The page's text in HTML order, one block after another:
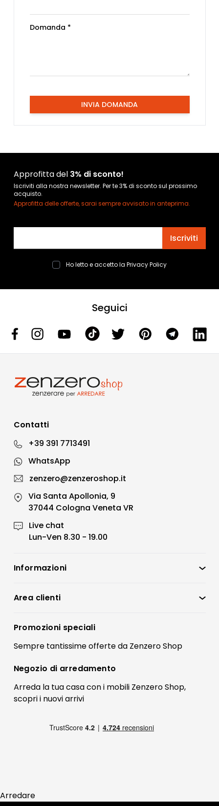
Domanda *
INVIA DOMANDA
Approfitta del 3% di sconto!
Iscriviti alla nostra newsletter. Per te 3% di sconto sul prossimo
acquisto.
Approfitta delle offerte, sarai sempre avvisato in anteprima.
Iscriviti
Ho letto e accetto la Privacy Policy
Seguici
Contatti
+39 391 7713491
WhatsApp
zenzero@zenzeroshop.it
Via Santa Apollonia, 9
37044 Cologna Veneta VR
Live chat
Lun-Ven 8.30 - 19.00
Informazioni
Condizioni di vendita
Preferenze Cookies
Termini e condizioni
Contatti
FAQ
Pagamenti
Area clienti
Registrati
Il mio account
Promozioni speciali
Sempre tantissimeofferteda Zenzero Shop
Negozio di arredamento
Arreda la tua casa con i mobili Zenzero Shop,
scopri i nuovi arrivi
Arredare